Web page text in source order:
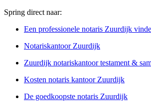
Spring direct naar:
Een professionele notaris Zuurdijk
Notariskantoor Zuurdijk
Zuurdijk notariskantoor testament &
Kosten notaris kantoor Zuurdijk
De goedkoopste notaris Zuurdijk